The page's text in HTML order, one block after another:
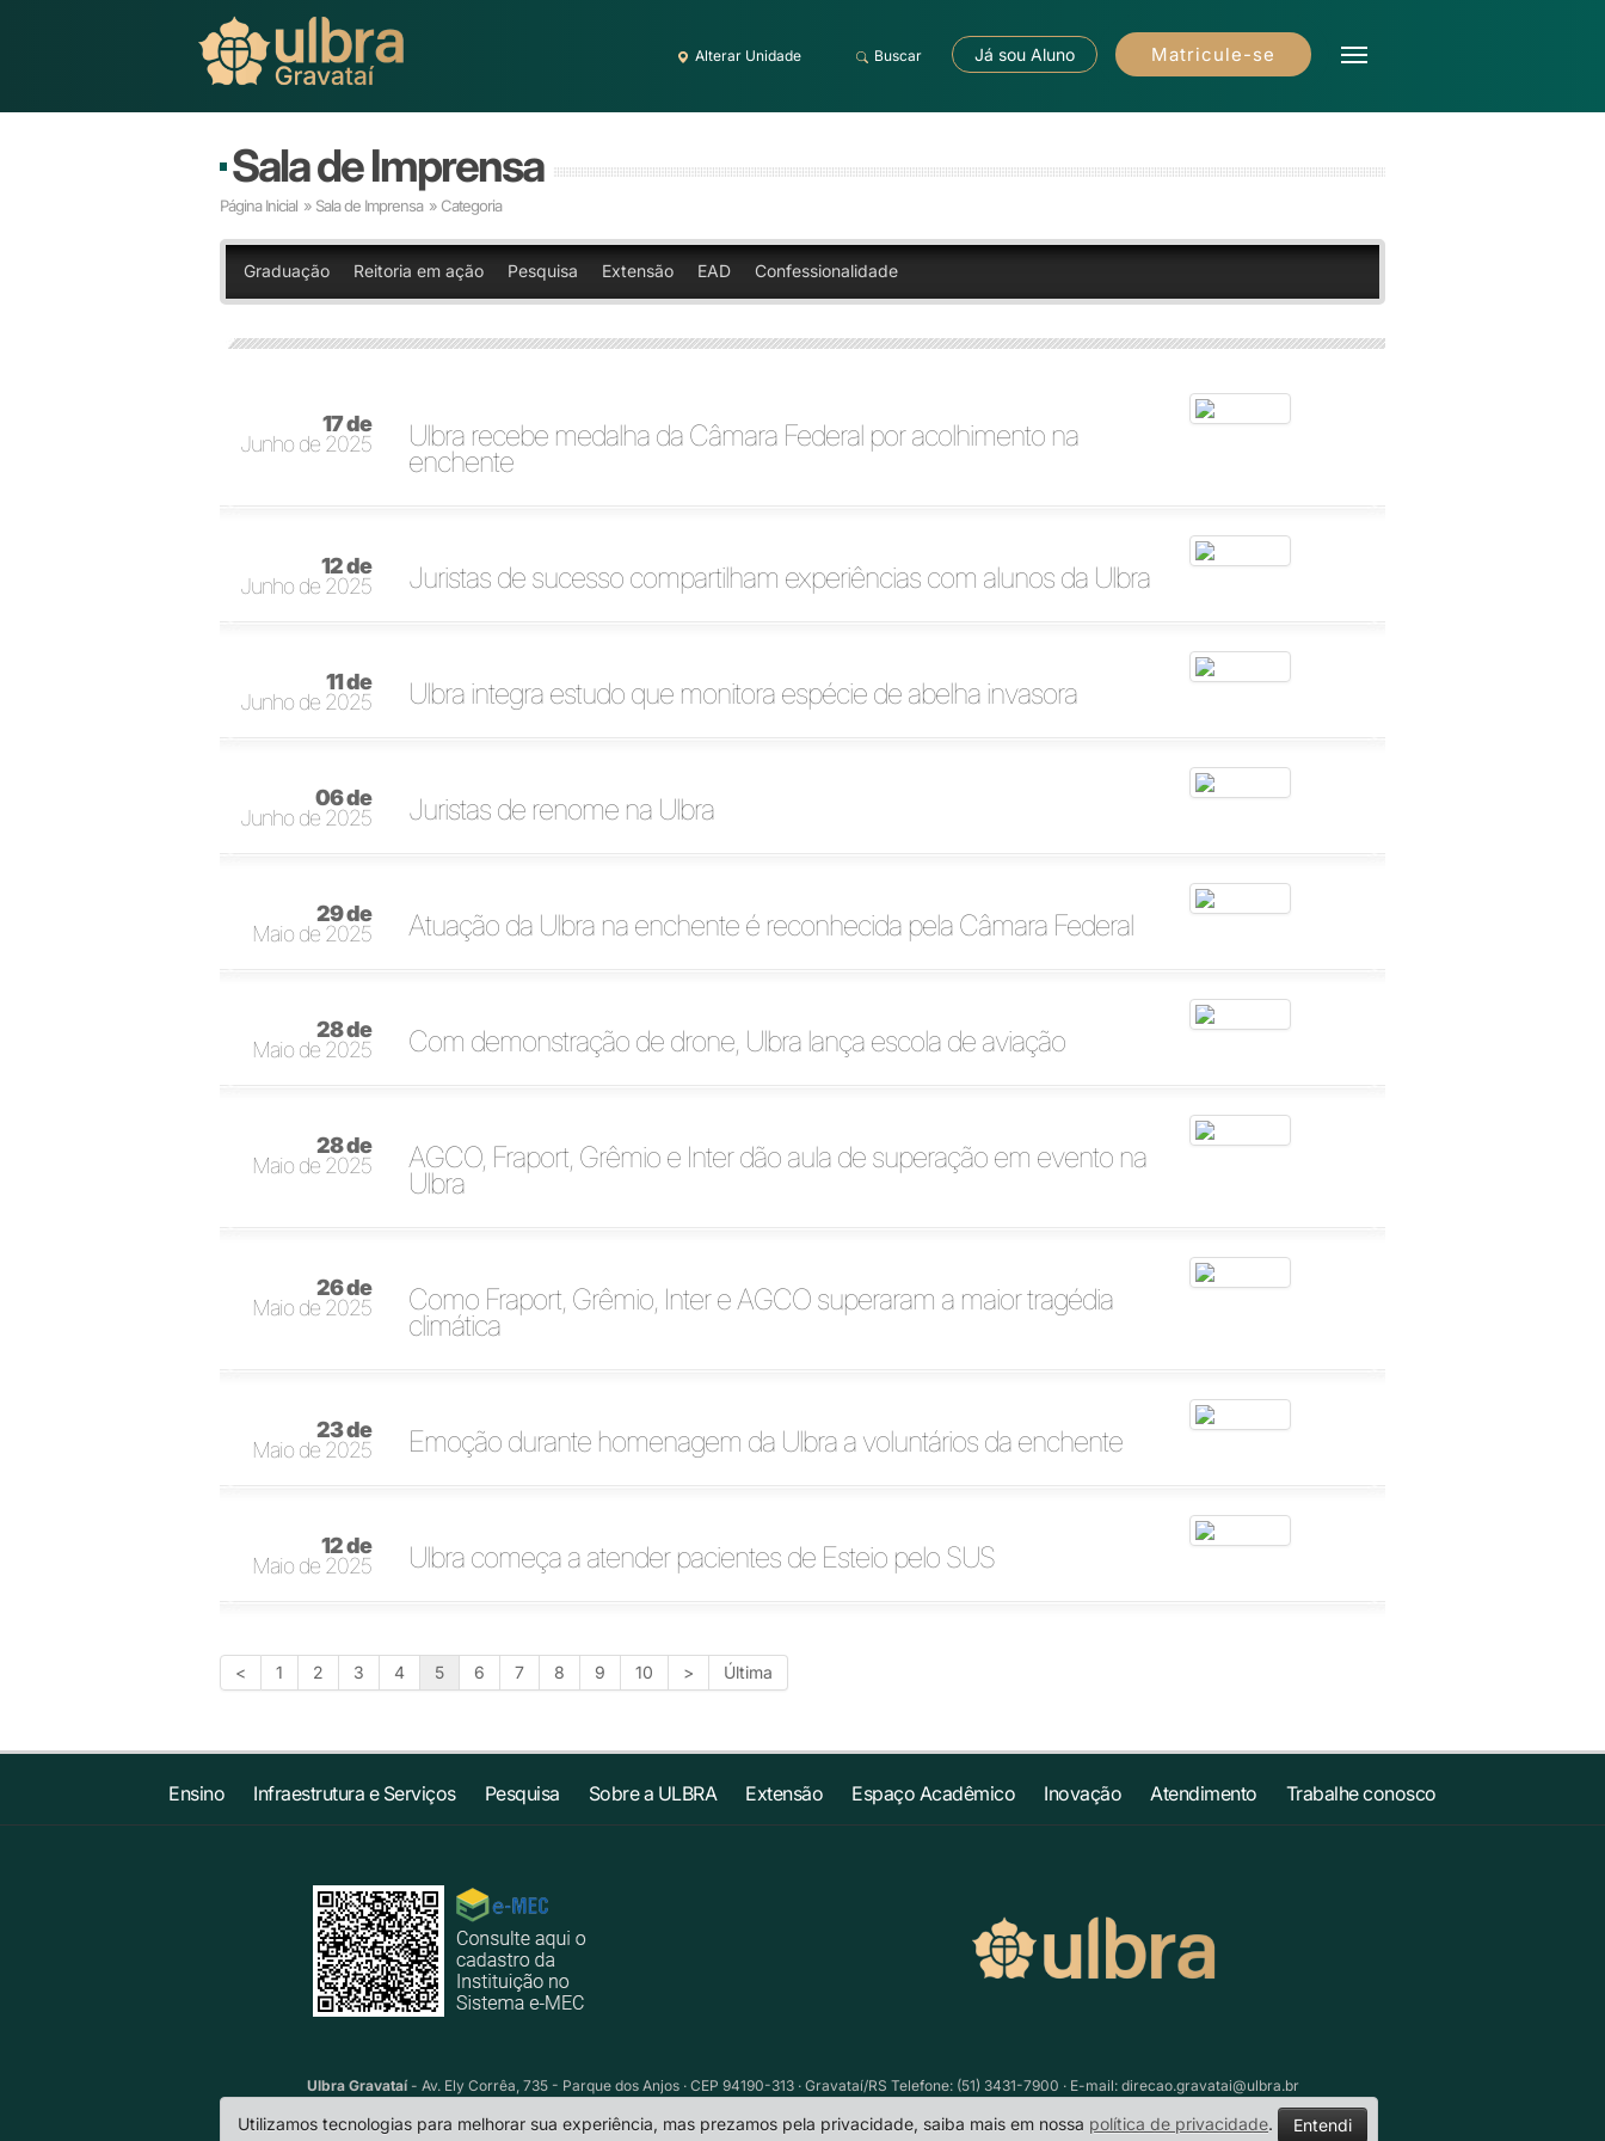
Alterar Unidade Buscar Já sou Aluno Matricule-se
Sala de Imprensa
Página Inicial » Sala de Imprensa » Categoria
Graduação Reitoria em ação Pesquisa Extensão EAD Confessionalidade
17 de
Junho de 2025
Ulbra recebe medalha da Câmara Federal por acolhimento na
enchente
12 de
Junho de 2025
Juristas de sucesso compartilham experiências com alunos da Ulbra
11 de
Junho de 2025
Ulbra integra estudo que monitora espécie de abelha invasora
06 de
Junho de 2025
Juristas de renome na Ulbra
29 de
Maio de 2025
Atuação da Ulbra na enchente é reconhecida pela Câmara Federal
28 de
Maio de 2025
Com demonstração de drone, Ulbra lança escola de aviação
28 de
Maio de 2025
AGCO, Fraport, Grêmio e Inter dão aula de superação em evento na
Ulbra
26 de
Maio de 2025
Como Fraport, Grêmio, Inter e AGCO superaram a maior tragédia
climática
23 de
Maio de 2025
Emoção durante homenagem da Ulbra a voluntários da enchente
12 de
Maio de 2025
Ulbra começa a atender pacientes de Esteio pelo SUS
< 1 2 3 4 5 6 7 8 9 10 > Última
Ensino Infraestrutura e Serviços Pesquisa Sobre a ULBRA Extensão Espaço Acadêmico Inovação Atendimento Trabalhe conosco
Ulbra Gravataí- Av. Ely Corrêa, 735 - Parque dos Anjos · CEP 94190-313 · Gravataí/RS Telefone: (51) 3431-7900 · E-mail: direcao.gravatai@ulbra.br
Utilizamos tecnologias para melhorar sua experiência, mas prezamos pela privacidade, saiba mais em nossa política de privacidade. Entendi